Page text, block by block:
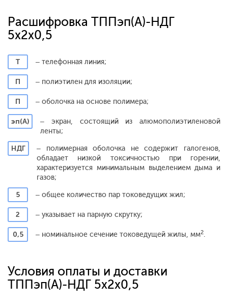
Расшифровка ТППэп(A)-НДГ
5x2x0,5
Т – телефонная линия;
П – полиэтилен для изоляции;
П – оболочка на основе полимера;
эп(А)
– экран, состоящий из алюмополиэтиленовой
ленты;
НДГ
– полимерная оболочка не содержит галогенов,
обладает низкой токсичностью при горении,
характеризуется минимальным выделением дыма и
газов;
5
– общее количество пар токоведущих жил;
2 – указывает на парную скрутку;
0,5 – номинальное сечение токоведущей жилы, мм2.
Условия оплаты и доставки
ТППэп(A)-НДГ 5x2x0,5